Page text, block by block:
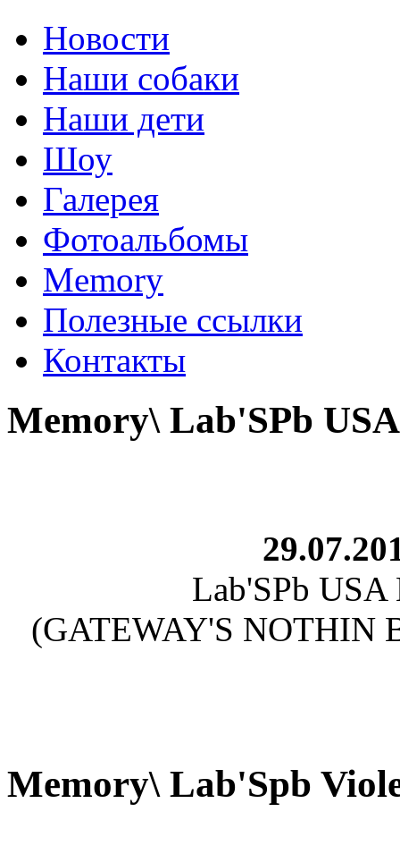
Новости
Наши собаки
Наши дети
Шоу
Галерея
Фотоальбомы
Memory
Полезные ссылки
Контакты
Memory\ Lab'SPb
Lab'SPb
(GATEWAY'S NOTHIN
Memory\ Lab'Spb